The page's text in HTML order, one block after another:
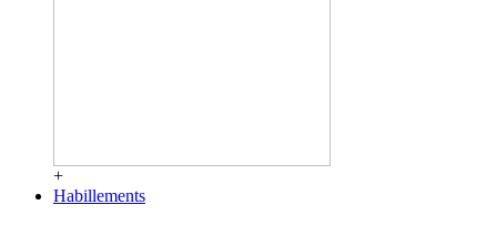
+
Habillements